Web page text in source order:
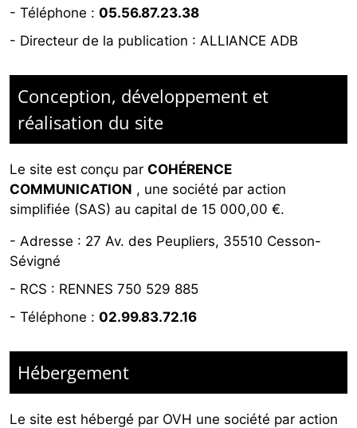
- Téléphone : 05.56.87.23.38
- Directeur de la publication : ALLIANCE ADB
Conception, développement et
réalisation du site
Le site est conçu par COHÉRENCE
COMMUNICATION , une société par action
simplifiée (SAS) au capital de 15 000,00 €.
- Adresse : 27 Av. des Peupliers, 35510 Cesson-
Sévigné
- RCS : RENNES 750 529 885
- Téléphone : 02.99.83.72.16
Hébergement
Le site est hébergé par OVH une société par action